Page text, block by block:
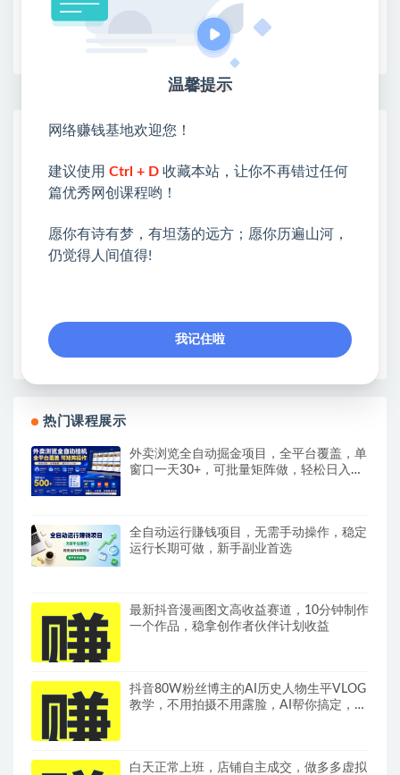
海报 链接
网赚基地简介
站长微信：无
❤本站：本站整合多方资源站，主要面向互联网创业
❤能助您：找项目 + 低成本创业 + 减少信息差 + 见识
各种项目 + 提升网创认知。
❤如果您也依存于互联网，欢迎加入本站会员，将尽
早为您提供丰盛价值。祝您前程似锦！
热门课程展示
外卖浏览全自动掘金项目，全平台覆盖，单
窗口一天30+，可批量矩阵做，轻松日入
全自动运行賺钱项目，无需手动操作，稳定
运行长期可做，新手副业首选
最新抖音漫画图文高收益赛道，10分钟制作
一个作品，稳拿创作者伙伴计划收益
抖音80W粉丝博主的AI历史人物生平VLOG
教学，不用拍摄不用露脸，AI帮你搞定，轻
白天正常上班，店铺自主成交，做多多虚拟
温馨提示
网络赚钱基地欢迎您！
建议使用 Ctrl + D 收藏本站，让你不再错过任何
篇优秀网创课程哟！
愿你有诗有梦，有坦荡的远方；愿你历遍山河，
仍觉得人间值得!
我记住啦